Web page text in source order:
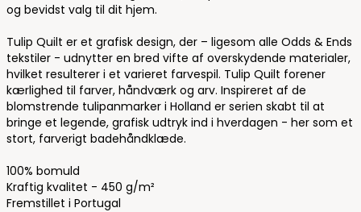
og bevidst valg til dit hjem.
Tulip Quilt er et grafisk design, der – ligesom alle Odds & Ends
tekstiler - udnytter en bred vifte af overskydende materialer,
hvilket resulterer i et varieret farvespil. Tulip Quilt forener
kærlighed til farver, håndværk og arv. Inspireret af de
blomstrende tulipanmarker i Holland er serien skabt til at
bringe et legende, grafisk udtryk ind i hverdagen - her som et
stort, farverigt badehåndklæde.
100% bomuld
Kraftig kvalitet - 450 g/m²
Fremstillet i Portugal